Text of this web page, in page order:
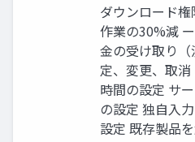
ダウンロード
作業の30%減
金の受け取り
定、変更、取
時間の設定 サ
の設定 独自入
設定 既存製品